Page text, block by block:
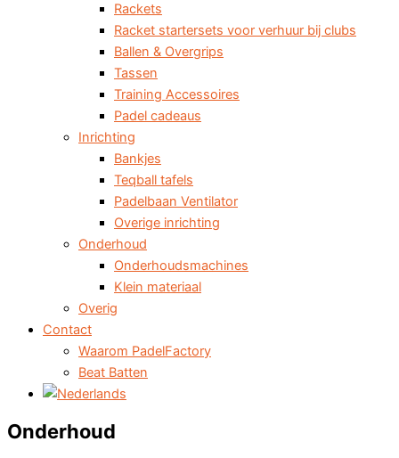
Rackets
Racket startersets voor verhuur bij clubs
Ballen & Overgrips
Tassen
Training Accessoires
Padel cadeaus
Inrichting
Bankjes
Teqball tafels
Padelbaan Ventilator
Overige inrichting
Onderhoud
Onderhoudsmachines
Klein materiaal
Overig
Contact
Waarom PadelFactory
Beat Batten
Onderhoud